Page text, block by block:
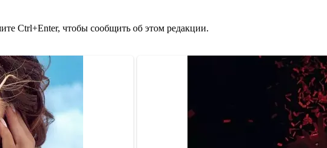
Ctrl+Enter, чтобы сообщить об этом редакции.